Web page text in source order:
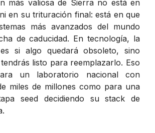
más valiosa de Sierra no está en
en su trituración final: está en que
más avanzados del mundo
de caducidad. En tecnología, la
si algo quedará obsoleto, sino
listo para reemplazarlo. Eso
un laboratorio nacional con
miles de millones como para una
seed decidiendo su stack de